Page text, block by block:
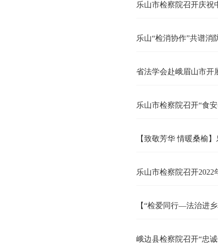
乐山市检察院召开庆祝中国共产党成立102周年暨“七一”表彰大
乐山“检消协作”共谱消防安全“蓝色篇章”
省法学会赴峨眉山市开展2022年度法治实践创新课题中期调研
乐山市检察院召开“食安嘉州”专项活动领导小组会议
【致敬芳华 情暖桑榆】乐山市检察院举行荣誉退休仪式
乐山市检察院召开2022年度市院机关正科级实职以上领导述责
【“检爱同行—法治进乡村”系列报道二】“跳跳糖”“奶茶”……“
峨边县检察院召开“忠诚铸魂、铁纪担当”专项活动推进会